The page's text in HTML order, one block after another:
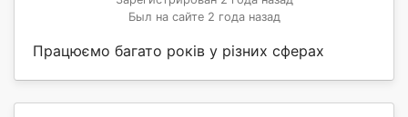
Был на сайте 2 года назад
Працюємо багато років у різних сферах